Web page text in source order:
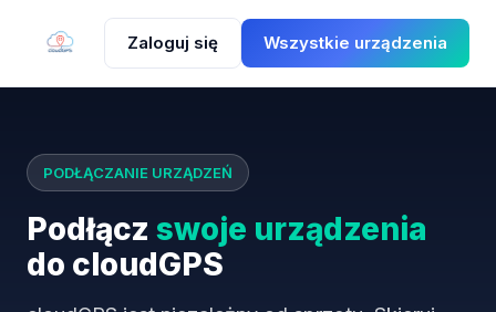
Zaloguj się Wszystkie urządzenia
PODŁĄCZANIE URZĄDZEŃ
Podłącz swoje urządzenia
do cloudGPS